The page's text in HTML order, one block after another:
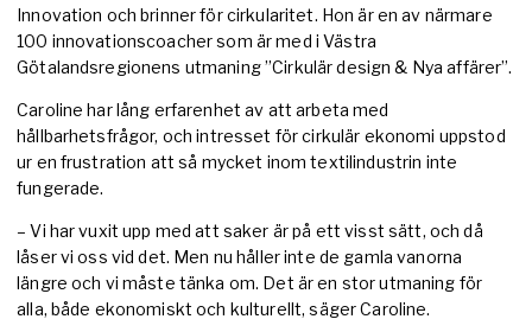
Innovation och brinner för cirkularitet. Hon är en av närmare
100 innovationscoacher som är med i Västra
Götalandsregionens utmaning ”Cirkulär design & Nya affärer”.
Caroline har lång erfarenhet av att arbeta med
hållbarhetsfrågor, och intresset för cirkulär ekonomi uppstod
ur en frustration att så mycket inom textilindustrin inte
fungerade.
– Vi har vuxit upp med att saker är på ett visst sätt, och då
låser vi oss vid det. Men nu håller inte de gamla vanorna
längre och vi måste tänka om. Det är en stor utmaning för
alla, både ekonomiskt och kulturellt, säger Caroline.